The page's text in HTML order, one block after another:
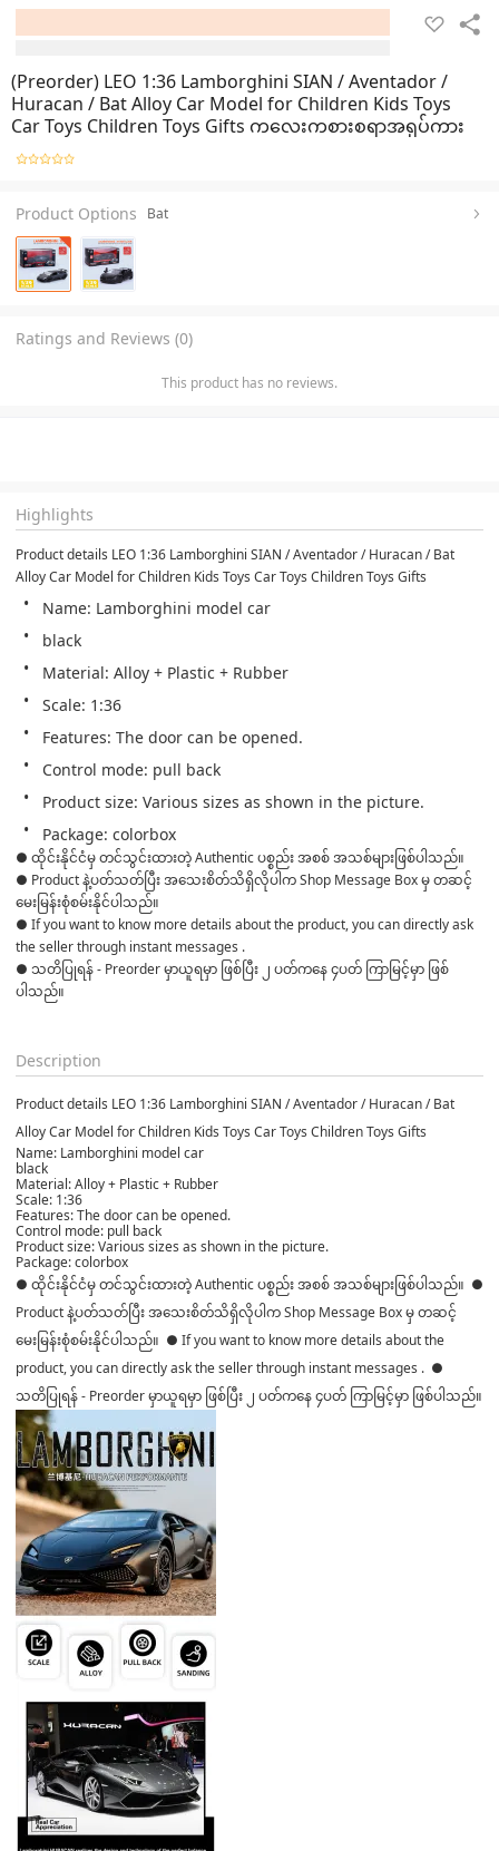
(Preorder) LEO 1:36 Lamborghini SIAN / Aventador /
Huracan / Bat Alloy Car Model for Children Kids Toys
Car Toys Children Toys Gifts ကလေးကစားစရာအရုပ်ကား
Product Options Bat
Ratings and Reviews (0)
This product has no reviews.
Highlights
Product details LEO 1:36 Lamborghini SIAN / Aventador / Huracan / Bat
Alloy Car Model for Children Kids Toys Car Toys Children Toys Gifts
Name: Lamborghini model car
black
Material: Alloy + Plastic + Rubber
Scale: 1:36
Features: The door can be opened.
Control mode: pull back
Product size: Various sizes as shown in the picture.
Package: colorbox
● ထိုင်းနိုင်ငံမှ တင်သွင်းထားတဲ့ Authentic ပစ္စည်း အစစ် အသစ်များဖြစ်ပါသည်။
● Product နဲ့ပတ်သတ်ပြီး အသေးစိတ်သိရှိလိုပါက Shop Message Box မှ တဆင့်
မေးမြန်းစုံစမ်းနိုင်ပါသည်။
● If you want to know more details about the product, you can directly ask
the seller through instant messages .
● သတိပြုရန် - Preorder မှာယူရမှာ ဖြစ်ပြီး ၂ ပတ်ကနေ ၄ပတ် ကြာမြင့်မှာ ဖြစ်
ပါသည်။
Description
Product details LEO 1:36 Lamborghini SIAN / Aventador / Huracan / Bat
Alloy Car Model for Children Kids Toys Car Toys Children Toys Gifts
Name: Lamborghini model car
black
Material: Alloy + Plastic + Rubber
Scale: 1:36
Features: The door can be opened.
Control mode: pull back
Product size: Various sizes as shown in the picture.
Package: colorbox
● ထိုင်းနိုင်ငံမှ တင်သွင်းထားတဲ့ Authentic ပစ္စည်း အစစ် အသစ်များဖြစ်ပါသည်။ ●
Product နဲ့ပတ်သတ်ပြီး အသေးစိတ်သိရှိလိုပါက Shop Message Box မှ တဆင့်
မေးမြန်းစုံစမ်းနိုင်ပါသည်။ ● If you want to know more details about the
product, you can directly ask the seller through instant messages . ●
သတိပြုရန် - Preorder မှာယူရမှာ ဖြစ်ပြီး ၂ ပတ်ကနေ ၄ပတ် ကြာမြင့်မှာ ဖြစ်ပါသည်။